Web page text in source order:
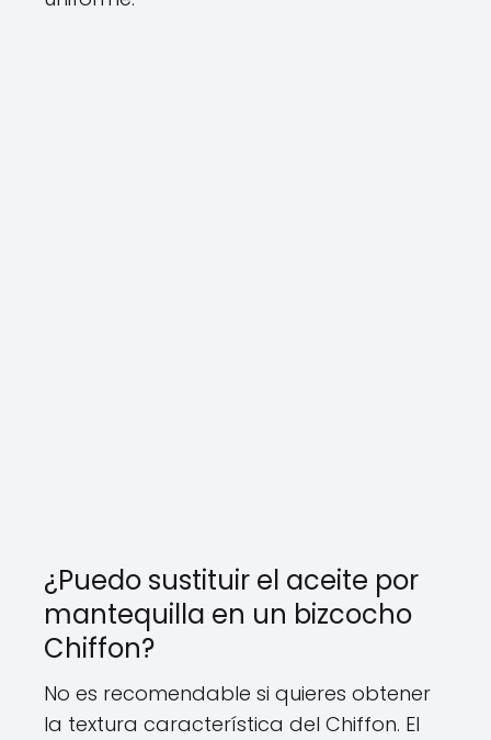
¿Puedo sustituir el aceite por
mantequilla en un bizcocho
Chiffon?
No es recomendable si quieres obtener
la textura característica del Chiffon. El